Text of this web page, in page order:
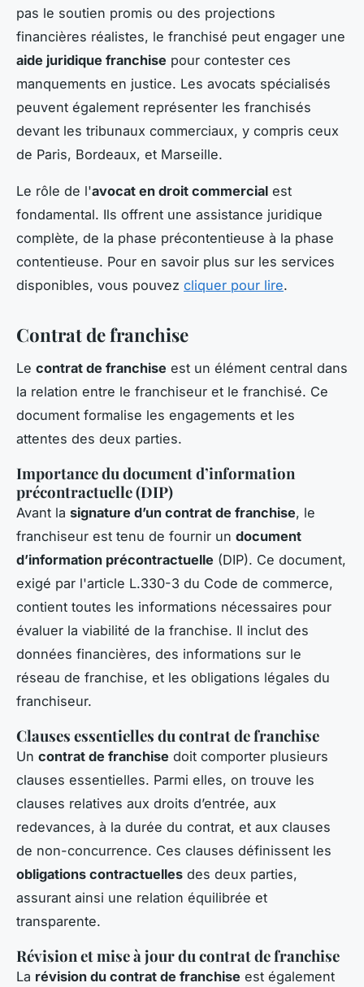
pas le soutien promis ou des projections
financières réalistes, le franchisé peut engager une
aide juridique franchise pour contester ces
manquements en justice. Les avocats spécialisés
peuvent également représenter les franchisés
devant les tribunaux commerciaux, y compris ceux
de Paris, Bordeaux, et Marseille.
Le rôle de l'avocat en droit commercial est
fondamental. Ils offrent une assistance juridique
complète, de la phase précontentieuse à la phase
contentieuse. Pour en savoir plus sur les services
disponibles, vous pouvez cliquer pour lire.
Contrat de franchise
Le contrat de franchise est un élément central dans
la relation entre le franchiseur et le franchisé. Ce
document formalise les engagements et les
attentes des deux parties.
Importance du document d’information
précontractuelle (DIP)
Avant la signature d’un contrat de franchise, le
franchiseur est tenu de fournir un document
d’information précontractuelle (DIP). Ce document,
exigé par l'article L.330-3 du Code de commerce,
contient toutes les informations nécessaires pour
évaluer la viabilité de la franchise. Il inclut des
données financières, des informations sur le
réseau de franchise, et les obligations légales du
franchiseur.
Clauses essentielles du contrat de franchise
Un contrat de franchise doit comporter plusieurs
clauses essentielles. Parmi elles, on trouve les
clauses relatives aux droits d’entrée, aux
redevances, à la durée du contrat, et aux clauses
de non-concurrence. Ces clauses définissent les
obligations contractuelles des deux parties,
assurant ainsi une relation équilibrée et
transparente.
Révision et mise à jour du contrat de franchise
La révision du contrat de franchise est également